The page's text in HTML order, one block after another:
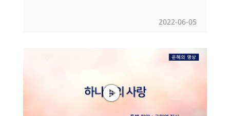
2022-06-05